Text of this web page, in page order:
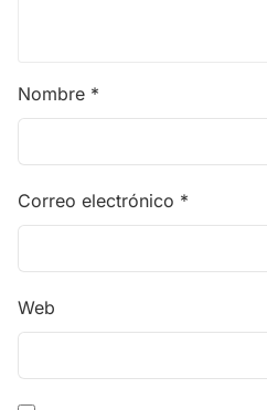
Nombre *
Correo electrónico *
Web